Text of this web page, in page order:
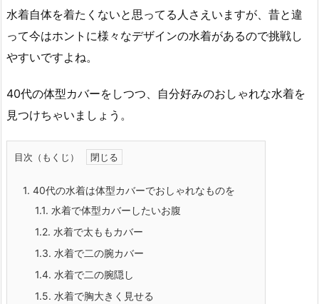
水着自体を着たくないと思ってる人さえいますが、昔と違
って今はホントに様々なデザインの水着があるので挑戦し
やすいですよね。
40代の体型カバーをしつつ、自分好みのおしゃれな水着を
見つけちゃいましょう。
目次（もくじ）
1. 40代の水着は体型カバーでおしゃれなものを
1.1. 水着で体型カバーしたいお腹
1.2. 水着で太ももカバー
1.3. 水着で二の腕カバー
1.4. 水着で二の腕隠し
1.5. 水着で胸大きく見せる